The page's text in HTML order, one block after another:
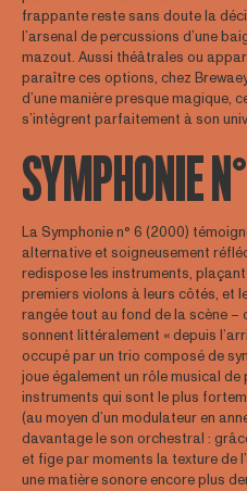
frappante reste sans doute la
l’arsenal de percussions d’une
mazout. Aussi théâtrales ou
paraître ces options, chez
d’une manière presque magique,
s’intègrent parfaitement à son
SYMPHONIE
La Symphonie n° 6 (2000)
alternative et soigneusement
redispose les instruments,
premiers violons à leurs côtés, et
rangée tout au fond de la scène –
sonnent littéralement « depuis
occupé par un trio composé de
joue également un rôle musical
instruments qui sont le plus
(au moyen d’un modulateur en
davantage le son orchestral :
et fige par moments la texture de
une matière sonore encore plus